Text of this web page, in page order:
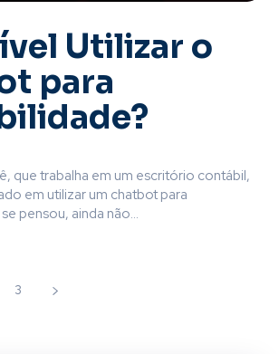
Utilizar o
para
que trabalha em um escritório contábil,
em utilizar um chatbot para
pensou, ainda não...
3